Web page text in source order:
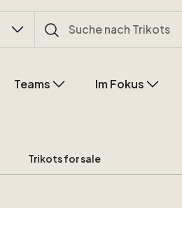
Teams Im Fokus
Trikots for sale